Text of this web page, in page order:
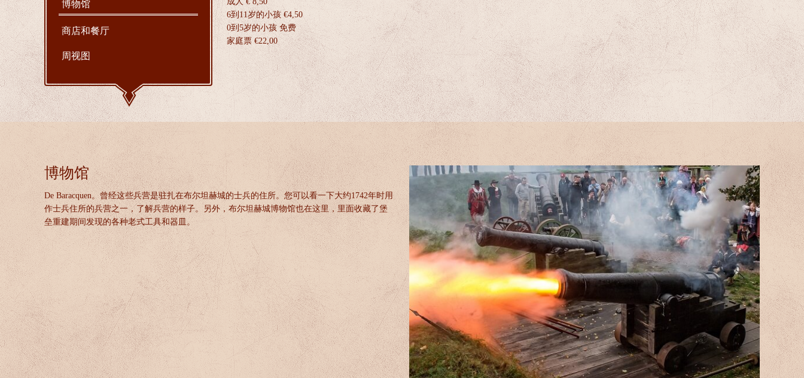
博物馆
商店和餐厅
周视图
6到11岁的小孩 €4,50
0到5岁的小孩 免费
家庭票 €22,00
博物馆
De Baracquen。曾经这些兵营是驻扎在布尔坦赫城的士兵的住所。您可以看一下大约1742年时用
作士兵住所的兵营之一，了解兵营的样子。另外，布尔坦赫城博物馆也在这里，里面收藏了堡
垒重建期间发现的各种老式工具和器皿。